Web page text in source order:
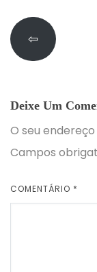
⇦
Deixe Um
O seu
Campos
COMENTÁRIO *